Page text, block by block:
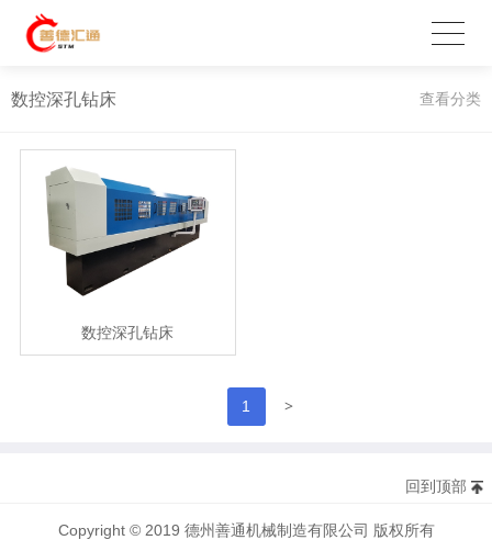
数控深孔钻床 查看分类
数控深孔钻床
1 >
回到顶部
Copyright © 2019 德州善通机械制造有限公司 版权所有